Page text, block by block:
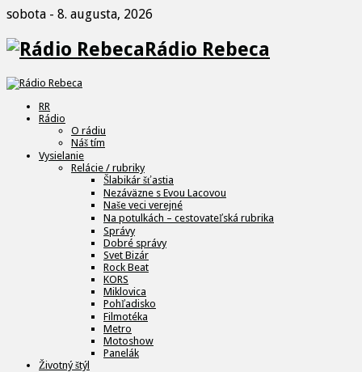
sobota - 8. augusta, 2026
Rádio Rebeca
RR
Rádio
O rádiu
Náš tím
Vysielanie
Relácie / rubriky
Šlabikár šťastia
Nezáväzne s Evou Lacovou
Naše veci verejné
Na potulkách – cestovateľská rubrika
Správy
Dobré správy
Svet Bizár
Rock Beat
KORS
Miklovica
Pohľadisko
Filmotéka
Metro
Motoshow
Panelák
Životný štýl